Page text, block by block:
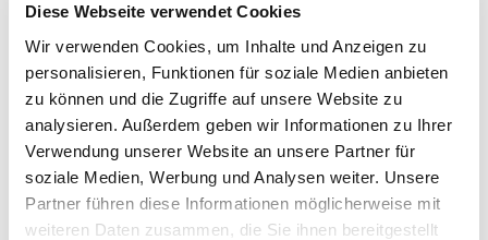
Diese Webseite verwendet Cookies
Wir verwenden Cookies, um Inhalte und Anzeigen zu
personalisieren, Funktionen für soziale Medien anbieten
zu können und die Zugriffe auf unsere Website zu
analysieren. Außerdem geben wir Informationen zu Ihrer
Verwendung unserer Website an unsere Partner für
soziale Medien, Werbung und Analysen weiter. Unsere
Partner führen diese Informationen möglicherweise mit
weiteren Daten zusammen, die Sie ihnen bereitgestellt
interessieren